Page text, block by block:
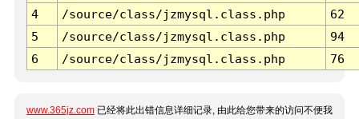
4
/source/class/jzmysql.class.php
62
5
/source/class/jzmysql.class.php
94
6
/source/class/jzmysql.class.php 76
www.365jz.com 已经将此出错信息详细记录, 由此给您带来的访问不便我